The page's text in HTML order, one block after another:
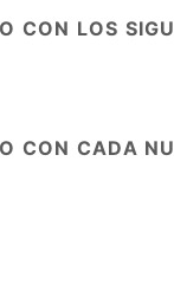
CON LOS
CON CADA